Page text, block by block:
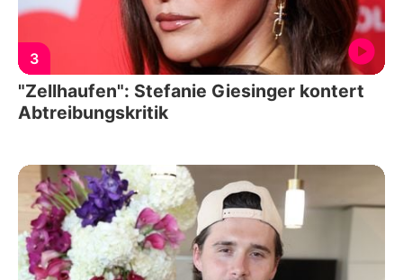
3
"Zellhaufen": Stefanie Giesinger kontert
Abtreibungskritik